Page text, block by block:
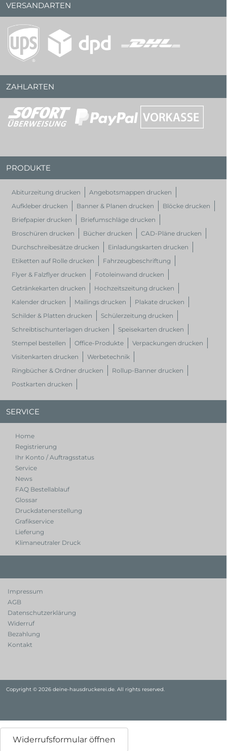
VERSANDARTEN
ZAHLARTEN
PRODUKTE
Abiturzeitung drucken
Angebotsmappen drucken
Aufkleber drucken
Banner & Planen drucken
Blöcke drucken
Briefpapier drucken
Briefumschläge drucken
Broschüren drucken
Bücher drucken
CAD-Pläne drucken
Durchschreibesätze drucken
Einladungskarten drucken
Etiketten auf Rolle drucken
Fahrzeugbeschriftung
Flyer & Falzflyer drucken
Fotoleinwand drucken
Getränkekarten drucken
Hochzeitszeitung drucken
Kalender drucken
Mailings drucken
Plakate drucken
Schilder & Platten drucken
Schülerzeitung drucken
Schreibtischunterlagen drucken
Speisekarten drucken
Stempel bestellen
Office-Produkte
Verpackungen drucken
Visitenkarten drucken
Werbetechnik
Ringbücher & Ordner drucken
Rollup-Banner drucken
Postkarten drucken
SERVICE
Home
Registrierung
Ihr Konto / Auftragsstatus
Service
News
FAQ Bestellablauf
Glossar
Druckdatenerstellung
Grafikservice
Lieferung
Klimaneutraler Druck
Impressum
AGB
Datenschutzerklärung
Widerruf
Bezahlung
Kontakt
Copyright © 2026 deine-hausdruckerei.de. All rights reserved.
Widerrufsformular öffnen